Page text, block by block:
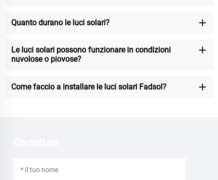
Quanto durano le luci solari?
Le luci solari possono funzionare in condizioni
nuvolose o piovose?
Come faccio a installare le luci solari Fadsol?